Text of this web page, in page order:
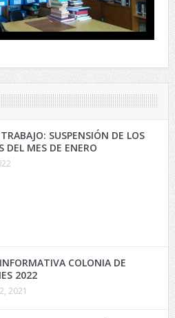
SUSPENSIÓN DE LOS
DEL MES DE ENERO
COLONIA DE
2022
2021